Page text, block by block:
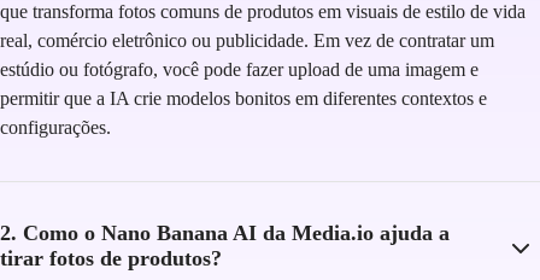
que transforma fotos comuns de produtos em visuais de estilo de vida
real, comércio eletrônico ou publicidade. Em vez de contratar um
estúdio ou fotógrafo, você pode fazer upload de uma imagem e
permitir que a IA crie modelos bonitos em diferentes contextos e
configurações.
2. Como o Nano Banana AI da Media.io ajuda a
tirar fotos de produtos?